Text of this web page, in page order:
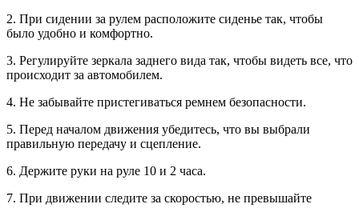
2. При сидении за рулем расположите сиденье так, чтобы
было удобно и комфортно.
3. Регулируйте зеркала заднего вида так, чтобы видеть все, что
происходит за автомобилем.
4. Не забывайте пристегиваться ремнем безопасности.
5. Перед началом движения убедитесь, что вы выбрали
правильную передачу и сцепление.
6. Держите руки на руле 10 и 2 часа.
7. При движении следите за скоростью, не превышайте